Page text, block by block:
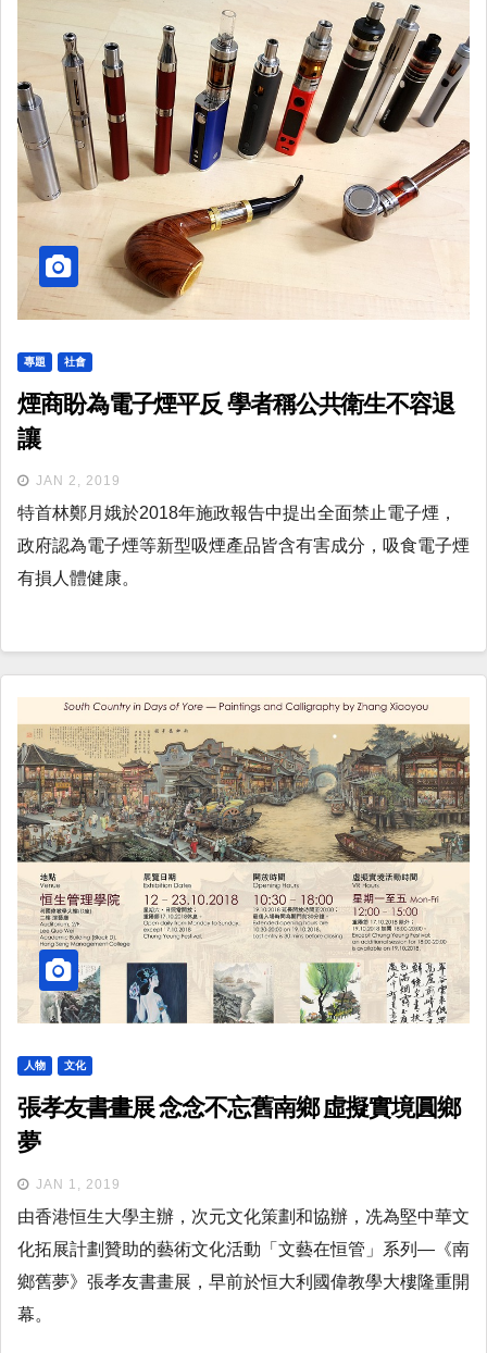
專題 社會
煙商盼為電子煙平反 學者稱公共衛生不容退
讓
JAN 2, 2019
特首林鄭月娥於2018年施政報告中提出全面禁止電子煙，
政府認為電子煙等新型吸煙產品皆含有害成分，吸食電子煙
有損人體健康。
人物 文化
張孝友書畫展 念念不忘舊南鄉 虛擬實境圓鄉
夢
JAN 1, 2019
由香港恒生大學主辦，次元文化策劃和協辦，冼為堅中華文
化拓展計劃贊助的藝術文化活動「文藝在恒管」系列—《南
鄉舊夢》張孝友書畫展，早前於恒大利國偉教學大樓隆重開
幕。